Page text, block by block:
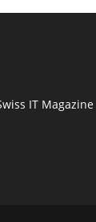
IT Magazine